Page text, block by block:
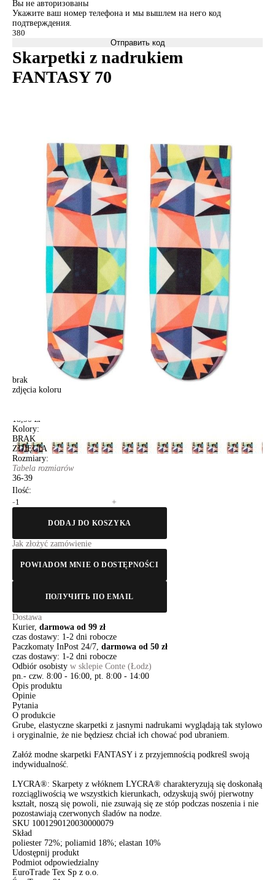
Вы не авторизованы
Укажите ваш номер телефона и мы вышлем на него код
подтверждения.
Отправить код
Skarpetki z nadrukiem
FANTASY 70
brak
zdjęcia koloru
18,90 zł
Kolory:
BRAK
ZDJĘCIA
Rozmiary:
Tabela rozmiarów
36-39
Ilość:
-
+
DODAJ DO KOSZYKA
Jak złożyć zamówienie
POWIADOM MNIE O DOSTĘPNOŚCI
ПОЛУЧИТЬ ПО EMAIL
Dostawa
Kurier, darmowa od 99 zł
czas dostawy: 1-2 dni robocze
Paczkomaty InPost 24/7, darmowa od 50 zł
czas dostawy: 1-2 dni robocze
Odbiór osobisty w sklepie Conte (Łodz)
pn.- czw. 8:00 - 16:00, pt. 8:00 - 14:00
Opis produktu
Opinie
Pytania
O produkcie
Grube, elastyczne skarpetki z jasnymi nadrukami wyglądają tak stylowo
i oryginalnie, że nie będziesz chciał ich chować pod ubraniem.
Załóż modne skarpetki FANTASY i z przyjemnością podkreśl swoją
indywidualność.
LYCRA®: Skarpety z włóknem LYCRA® charakteryzują się doskonałą
rozciągliwością we wszystkich kierunkach, odzyskują swój pierwotny
kształt, noszą się powoli, nie zsuwają się ze stóp podczas noszenia i nie
pozostawiają czerwonych śladów na nodze.
SKU 1001290120030000079
Skład
poliester 72%; poliamid 18%; elastan 10%
Udostępnij produkt
Podmiot odpowiedzialny
EuroTrade Tex Sp z o.o.